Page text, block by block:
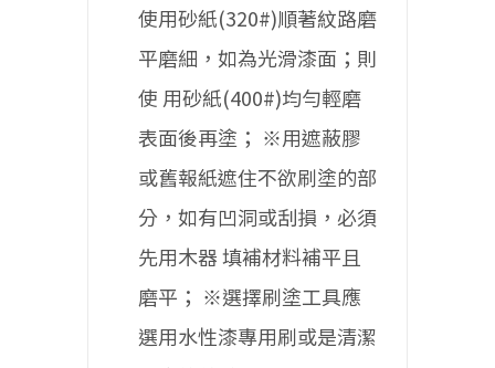
使用砂紙(320#)順著紋路磨
平磨細，如為光滑漆面；則
使 用砂紙(400#)均勻輕磨
表面後再塗； ※用遮蔽膠
或舊報紙遮住不欲刷塗的部
分，如有凹洞或刮損，必須
先用木器填補材料補平且
磨平； ※選擇刷塗工具應
選用水性漆專用刷或是清潔